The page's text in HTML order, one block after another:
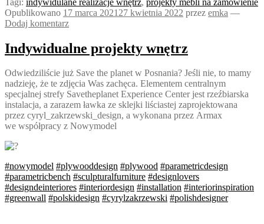
Opublikowano 17 marca 2021 27 kwietnia 2022 przez emka —
Dodaj komentarz
Indywidualne projekty wnętrz
Odwiedziliście już Save the planet w Posnania? Jeśli nie, to mamy
nadzieję, że te zdjęcia Was zachęca. Elementem centralnym
specjalnej strefy Savetheplanet Experience Center jest rzeźbiarska
instalacja, a zarazem ławka ze sklejki liściastej zaprojektowana
przez cyryl_zakrzewski_design, a wykonana przez Armax
we współpracy z Nowymodel
#nowymodel #plywooddesign #plywood #parametricdesign
#parametricbench #sculpturalfurniture #designlovers
#designdeinteriores #interiordesign #installation #interiorinspiration
#greenwall #polskidesign #cyrylzakrzewski #polishdesigner